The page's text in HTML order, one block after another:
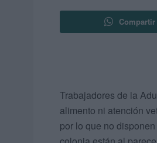
Trabajadores de la
alimento ni atención
por lo que no